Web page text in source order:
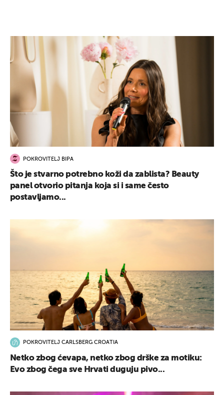
POKROVITELJ BIPA
Što je stvarno potrebno koži da zablista? Beauty
panel otvorio pitanja koja si i same često
postavljamo...
POKROVITELJ CARLSBERG CROATIA
Netko zbog ćevapa, netko zbog drške za motiku:
Evo zbog čega sve Hrvati duguju pivo...